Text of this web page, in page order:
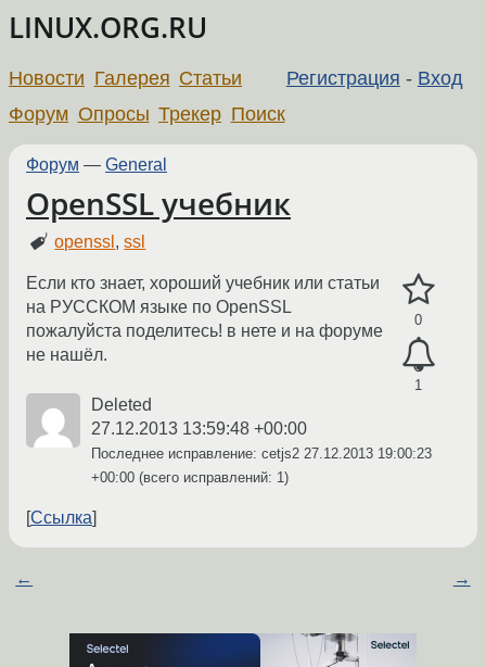
LINUX.ORG.RU
Регистрация - Вход
Новости Галерея Статьи
Форум Опросы Трекер Поиск
Форум — General
OpenSSL учебник
openssl ,ssl
0
1
Если кто знает, хороший учебник или статьи
на РУССКОМ языке по OpenSSL
пожалуйста поделитесь! в нете и на форуме
не нашёл.
Deleted
27.12.2013 13:59:48 +00:00
Последнее исправление: cetjs2 27.12.2013 19:00:23
+00:00 (всего исправлений: 1)
Ссылка
← →